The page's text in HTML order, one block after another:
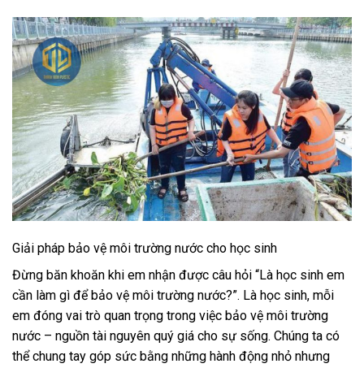
Giải pháp bảo vệ môi trường nước cho học sinh
Đừng băn khoăn khi em nhận được câu hỏi “Là học sinh em
cần làm gì để bảo vệ môi trường nước?”. Là học sinh, mỗi
em đóng vai trò quan trọng trong việc bảo vệ môi trường
nước – nguồn tài nguyên quý giá cho sự sống. Chúng ta có
thể chung tay góp sức bằng những hành động nhỏ nhưng